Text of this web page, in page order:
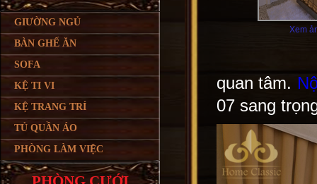
GIƯỜNG NGỦ
BÀN GHẾ ĂN
SOFA
KỆ TI VI
KỆ TRANG TRÍ
TỦ QUẦN ÁO
PHÒNG LÀM VIỆC
Xem
quan tâm.
07 sang